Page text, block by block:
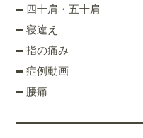
四十肩・五十肩
寝違え
指の痛み
症例動画
腰痛